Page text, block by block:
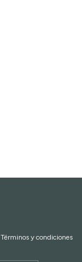
Términos y condiciones